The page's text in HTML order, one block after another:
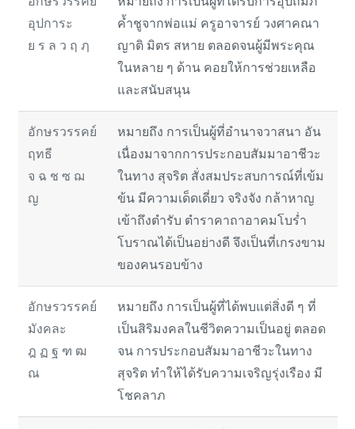
อุปการะ
ย ร ล ว ฤ ฦ
ค้ำชูจากพ่อแม่ ครูอาจารย์ วงศาคณา
ญาติ มิตร สหาย ตลอดจนผู้มีพระคุณ
ในหลาย ๆ ด้าน คอยให้การช่วยเหลือ
และสนับสนุน
อักษรวรรคย์
ฤทธี
จ ฉ ช ซ ฌ
ญ
หมายถึง การเป็นผู้ที่อำนาจวาสนา อัน
เนื่องมาจากการประกอบสัมมาอาชีวะ
ในทาง สุจริต สั่งสมประสบการณ์ที่เข้ม
ข้น มีความเด็ดเดี่ยว จริงจัง กล้าหาญ
เข้าถึงตำรับ ตำราคาถาอาคมโบร่ำ
โบราณได้เป็นอย่างดี จึงเป็นที่เกรงขาม
ของคนรอบข้าง
อักษรวรรคย์
มังคละ
ฎ ฏ ฐ ฑ ฒ
ณ
หมายถึง การเป็นผู้ที่ได้พบแต่สิ่งดี ๆ ที่
เป็นสิริมงคลในชีวิตความเป็นอยู่ ตลอด
จน การประกอบสัมมาอาชีวะในทาง
สุจริต ทำให้ได้รับความเจริญรุ่งเรือง มี
โชคลาภ